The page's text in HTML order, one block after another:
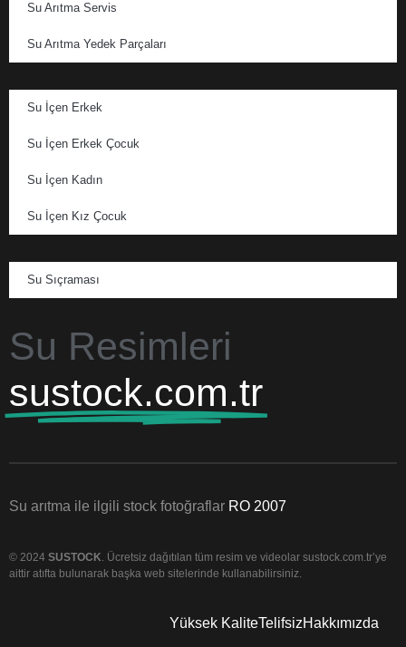
Su Arıtma Servis
Su Arıtma Yedek Parçaları
Su İçen Erkek
Su İçen Erkek Çocuk
Su İçen Kadın
Su İçen Kız Çocuk
Su Sıçraması
Su Resimleri
sustock.com.tr
Su arıtma ile ilgili stock fotoğraflar RO 2007
© 2024 SUSTOCK . Ücretsiz dağıtılan tüm resim ve videolar sustock.com.tr’ye
aittir atıfta bulunarak başka web sitelerinde kullanabilirsiniz.
Yüksek KaliteTelifsizHakkımızda